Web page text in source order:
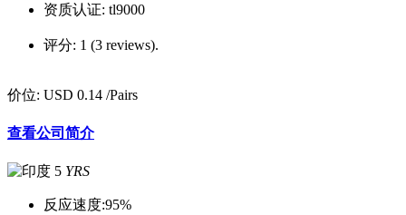
资质认证: tl9000
评分: 1 (3 reviews).
价位: USD 0.14 /Pairs
查看公司简介
5 YRS
反应速度:95%